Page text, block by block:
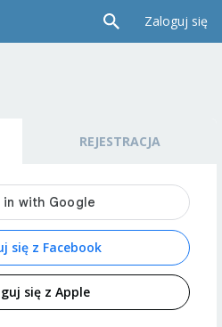
Zaloguj się
REJESTRACJA
się z Facebook
się z Apple